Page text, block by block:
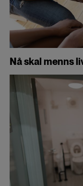
Nå skal menns